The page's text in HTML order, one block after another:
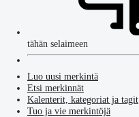
tähän selaimeen
Luo uusi merkintä
Etsi merkinnät
Kalenterit, kategoriat ja tagit
Tuo ja vie merkintöjä